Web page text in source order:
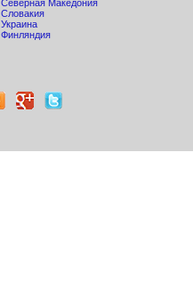
Северная Македония
Словакия
Украина
Финляндия